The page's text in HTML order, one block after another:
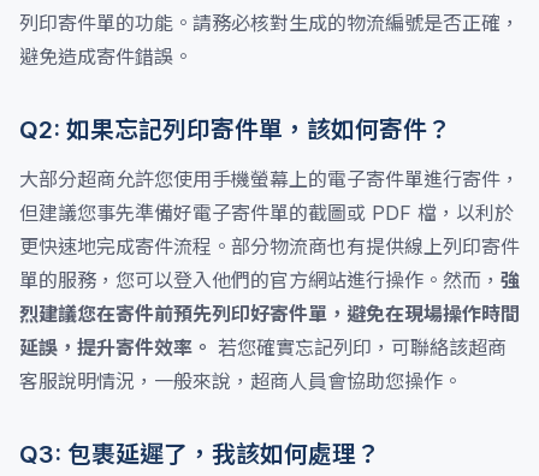
列印寄件單的功能。請務必核對生成的物流編號是否正確，
避免造成寄件錯誤。
Q2: 如果忘記列印寄件單，該如何寄件？
大部分超商允許您使用手機螢幕上的電子寄件單進行寄件，
但建議您事先準備好電子寄件單的截圖或 PDF 檔，以利於
更快速地完成寄件流程。部分物流商也有提供線上列印寄件
單的服務，您可以登入他們的官方網站進行操作。然而， 強
烈建議您在寄件前預先列印好寄件單，避免在現場操作時間
延誤，提升寄件效率。 若您確實忘記列印，可聯絡該超商
客服說明情況，一般來說，超商人員會協助您操作。
Q3: 包裹延遲了，我該如何處理？